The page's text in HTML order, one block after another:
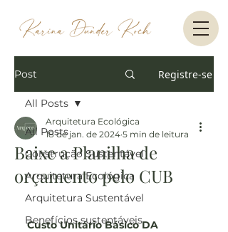
Post Registre-se
All Posts
Construção Sustentável
Arquitetura Ecológica
Arquitetura Sustentável
Benefícios sustentáveis
All Posts
Baixe a Planilha de
orçamento pelo CUB
Arquitetura Ecológica
18 de jan. de 2024 5 min de leitura
Custo Unitário Básico DA